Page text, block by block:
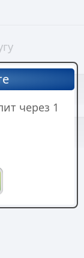
через 1